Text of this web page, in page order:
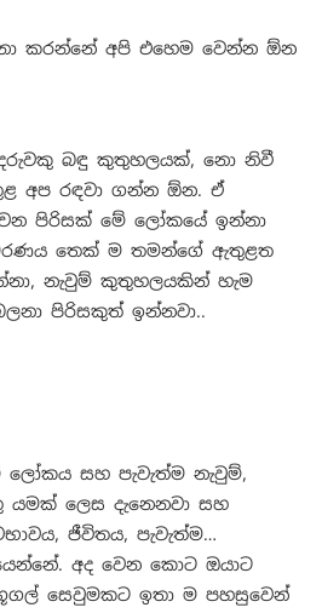
කරන්නේ අපි එහෙම වෙන්න ඕන
බඳු කුතුහලයක්, නො නිවී
අප රඳවා ගන්න ඕන. ඒ
පිරිසක් මේ ලෝකයේ ඉන්නා
මරණය තෙක් ම තමන්ගේ ඇතුළත
නැවුම් කුතුහලයකින් හැම
පිරිසකුත් ඉන්නවා..
ලෝකය සහ පැවැත්ම නැවුම්,
ලෙස දැනෙනවා සහ
ජීවිතය, පැවැත්ම…
අද වෙන කොට ඔයාට
සෙවුමකට ඉතා ම පහසුවෙන්